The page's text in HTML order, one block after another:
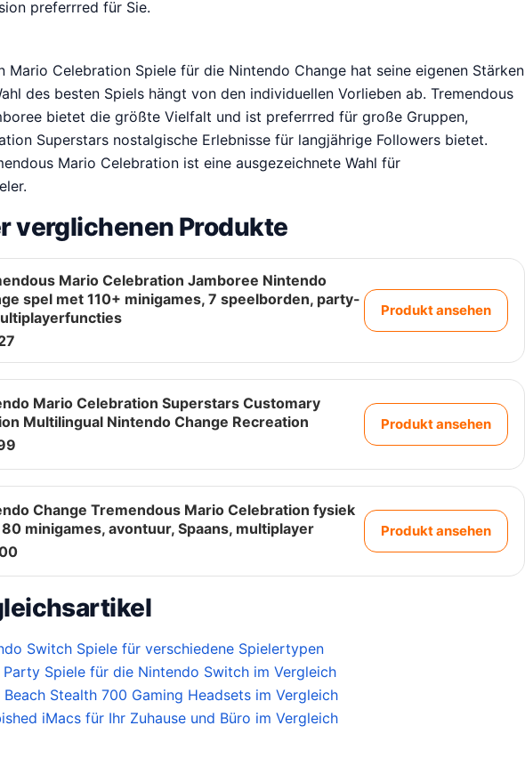
preferrred für Sie.
Mario Celebration Spiele für die Nintendo Change hat seine eigenen Stärken
des besten Spiels hängt von den individuellen Vorlieben ab. Tremendous
bietet die größte Vielfalt und ist preferrred für große Gruppen,
Superstars nostalgische Erlebnisse für langjährige Followers bietet.
Mario Celebration ist eine ausgezeichnete Wahl für
verglichenen Produkte
Mario Celebration Jamboree Nintendo
spel met 110+ minigames, 7 speelborden, party-
Produkt ansehen
Mario Celebration Superstars Customary
Multilingual Nintendo Change Recreation
Produkt ansehen
Change Tremendous Mario Celebration fysiek
minigames, avontuur, Spaans, multiplayer
Produkt ansehen
Switch Spiele für verschiedene Spielertypen
Spiele für die Nintendo Switch im Vergleich
Stealth 700 Gaming Headsets im Vergleich
iMacs für Ihr Zuhause und Büro im Vergleich